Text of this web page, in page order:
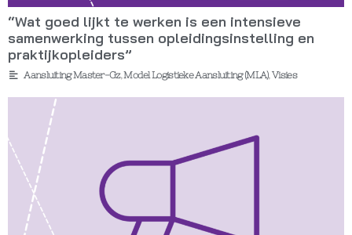
“Wat goed lijkt te werken is een intensieve
samenwerking tussen opleidingsinstelling en
praktijkopleiders”
Aansluiting Master-Gz,Model Logistieke Aansluiting (MLA),Visies